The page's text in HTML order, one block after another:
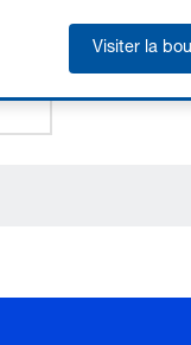
Visiter la